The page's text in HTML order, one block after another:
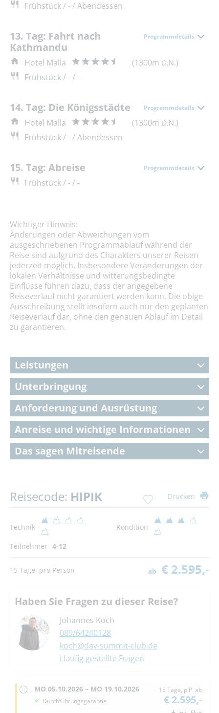
Frühstück / - / Abendessen
13. Tag: Fahrt nach
Kathmandu
Programmdetails
Hotel Malla
(1300m ü.N.)
Frühstück / - / -
14. Tag: Die Königsstädte Programmdetails
Hotel Malla
(1300m ü.N.)
Frühstück / - / Abendessen
15. Tag: Abreise Programmdetails
Frühstück / - / -
Wichtiger Hinweis:
Änderungen oder Abweichungen vom
ausgeschriebenen Programmablauf während der
Reise sind aufgrund des Charakters unserer Reisen
jederzeit möglich. Insbesondere Veränderungen der
lokalen Verhältnisse und witterungsbedingte
Einflüsse führen dazu, dass der angegebene
Reiseverlauf nicht garantiert werden kann. Die obige
Ausschreibung stellt insofern auch nur den geplanten
Reiseverlauf dar, ohne den genauen Ablauf im Detail
zu garantieren.
Leistungen
Unterbringung
Anforderung und Ausrüstung
Anreise und wichtige Informationen
Das sagen Mitreisende
Reisecode: HIPIK Drucken
Technik Kondition
Teilnehmer 4-12
15 Tage, pro Person ab € 2.595,-
Haben Sie Fragen zu dieser Reise?
Johannes Koch
089/64240128
koch@dav-summit-club.de
Häufig gestellte Fragen
MO 05.10.2026 – MO 19.10.2026
Durchführungsgarantie
15 Tage, p.P. ab
€ 2.595,-